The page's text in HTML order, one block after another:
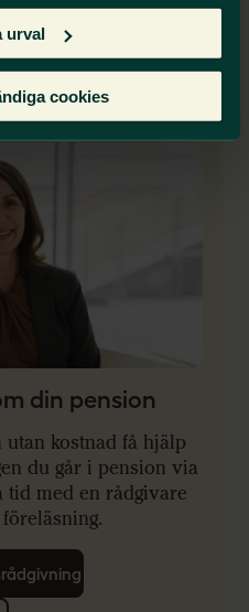
urval
cookies
deltid inför pension
din pension
kostnad få hjälp
du går i pension via
tid med en rådgivare